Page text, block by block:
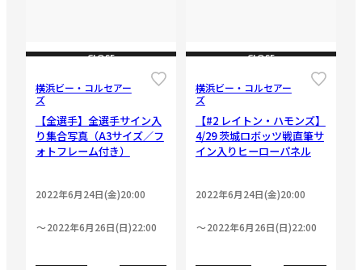
CLOSE
横浜ビー・コルセアー
ズ
【全選手】全選手サイン入
り集合写真（A3サイズ／フ
ォトフレーム付き）
2022年6月24日(金)20:00
2022年6月26日(日)22:00
CLOSE
横浜ビー・コルセアー
ズ
【#2 レイトン・ハモンズ】
4/29 茨城ロボッツ戦直筆サ
イン入りヒーローパネル
2022年6月24日(金)20:00
2022年6月26日(日)22:00